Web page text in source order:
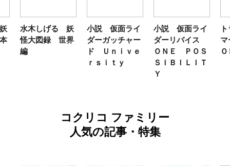
水木しげる 妖
怪大図録 世界
編
小説 仮面ライ
ダーガッチャー
ド Ｕｎｉｖｅ
ｒｓｉｔｙ
小説 仮面ライ
ダーリバイス
ＯＮＥ ＰＯＳ
ＳＩＢＩＬＩＴ
Ｙ
コクリコ ファミリー
人気の記事・特集